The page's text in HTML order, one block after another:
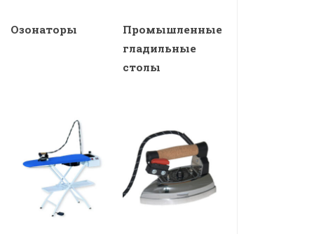
Озонаторы
Промышленные
гладильные
столы